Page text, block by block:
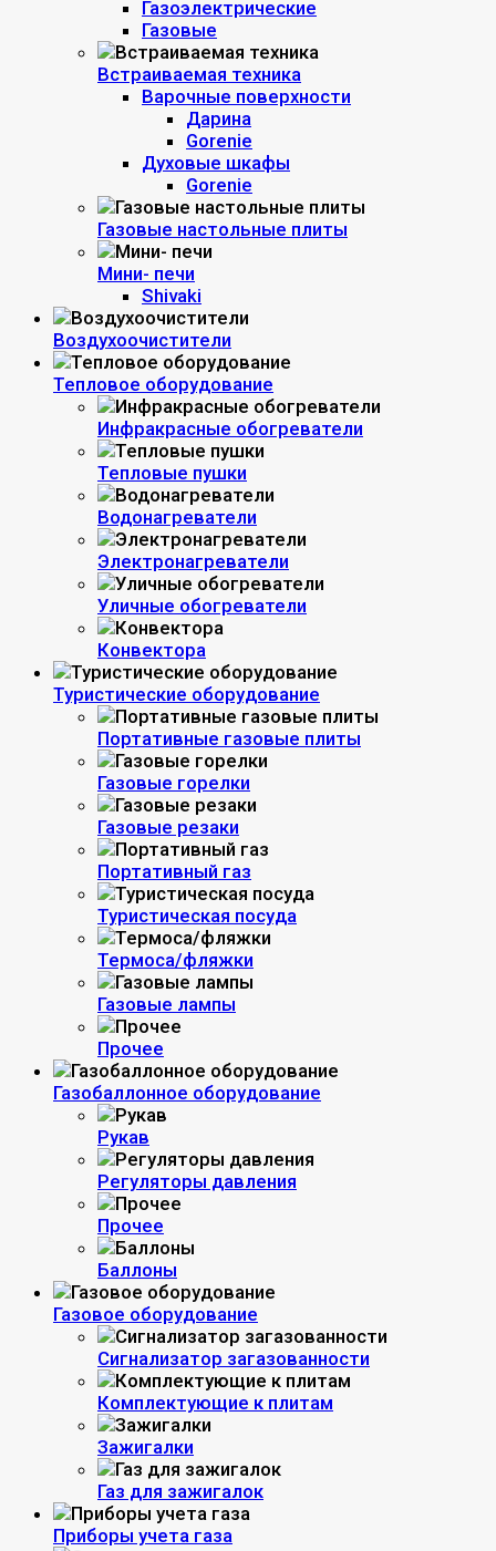
Газоэлектрические
Газовые
Встраиваемая техника
Варочные поверхности
Дарина
Gorenie
Духовые шкафы
Gorenie
Газовые настольные плиты
Мини- печи
Shivaki
Воздухоочистители
Тепловое оборудование
Инфракрасные обогреватели
Тепловые пушки
Водонагреватели
Электронагреватели
Уличные обогреватели
Конвектора
Туристические оборудование
Портативные газовые плиты
Газовые горелки
Газовые резаки
Портативный газ
Туристическая посуда
Термоса/фляжки
Газовые лампы
Прочее
Газобаллонное оборудование
Рукав
Регуляторы давления
Прочее
Баллоны
Газовое оборудование
Сигнализатор загазованности
Комплектующие к плитам
Зажигалки
Газ для зажигалок
Приборы учета газа